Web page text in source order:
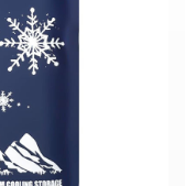
Packs for
Travel Bag
Ice Pack